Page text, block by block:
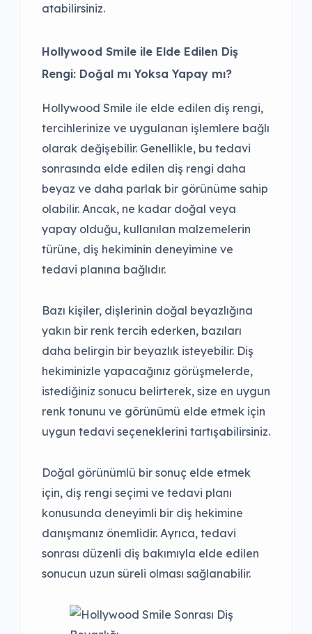
atabilirsiniz.
Hollywood Smile ile Elde Edilen Diş
Rengi: Doğal mı Yoksa Yapay mı?
Hollywood Smile ile elde edilen diş rengi,
tercihlerinize ve uygulanan işlemlere bağlı
olarak değişebilir. Genellikle, bu tedavi
sonrasında elde edilen diş rengi daha
beyaz ve daha parlak bir görünüme sahip
olabilir. Ancak, ne kadar doğal veya
yapay olduğu, kullanılan malzemelerin
türüne, diş hekiminin deneyimine ve
tedavi planına bağlıdır.
Bazı kişiler, dişlerinin doğal beyazlığına
yakın bir renk tercih ederken, bazıları
daha belirgin bir beyazlık isteyebilir. Diş
hekiminizle yapacağınız görüşmelerde,
istediğiniz sonucu belirterek, size en uygun
renk tonunu ve görünümü elde etmek için
uygun tedavi seçeneklerini tartışabilirsiniz.
Doğal görünümlü bir sonuç elde etmek
için, diş rengi seçimi ve tedavi planı
konusunda deneyimli bir diş hekimine
danışmanız önemlidir. Ayrıca, tedavi
sonrası düzenli diş bakımıyla elde edilen
sonucun uzun süreli olması sağlanabilir.